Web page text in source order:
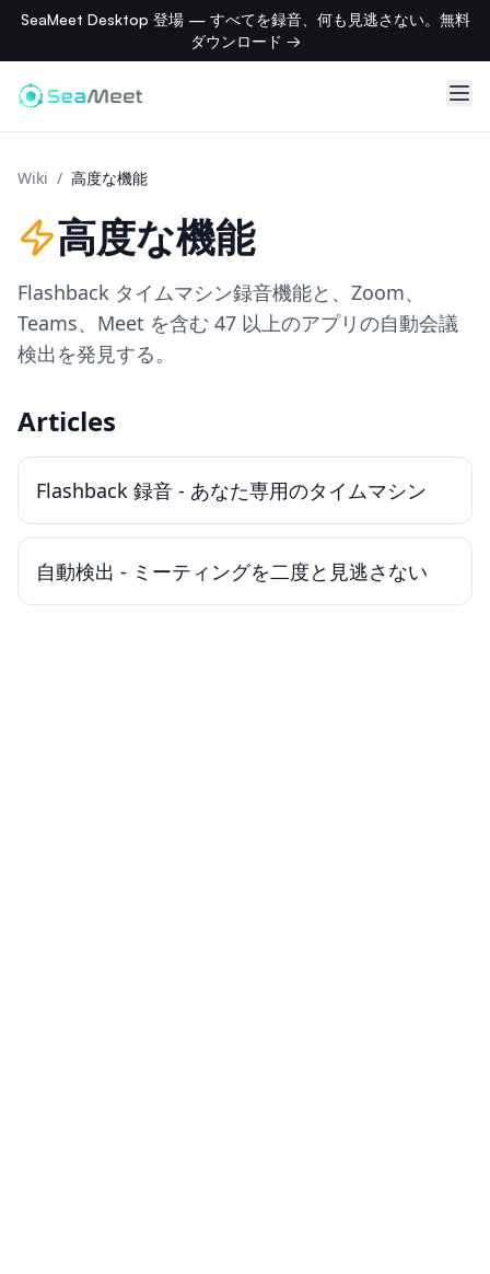
SeaMeet Desktop 登場 — すべてを録音、何も見逃さない。無料
ダウンロード →
Wiki / 高度な機能
高度な機能
Flashback タイムマシン録音機能と、Zoom、
Teams、Meet を含む 47 以上のアプリの自動会議
検出を発見する。
Articles
Flashback 録音 - あなた専用のタイムマシン
自動検出 - ミーティングを二度と見逃さない